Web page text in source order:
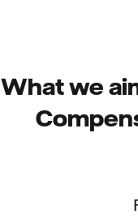
What we